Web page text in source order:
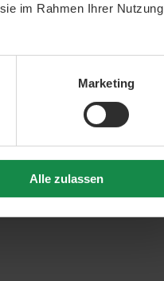
im Rahmen Ihrer Nutzung
Marketing
Alle zulassen